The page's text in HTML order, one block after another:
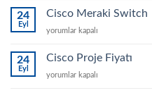
Point
24
Eyl
Cisco Meraki Switch
Cisco
Switch
yorumlar kapalı
24
Eyl
Cisco Proje Fiyatı
Cisco
yorumlar kapalı